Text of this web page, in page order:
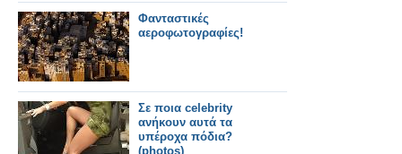
Φανταστικές
αεροφωτογραφίες!
Σε ποια celebrity
ανήκουν αυτά τα
υπέροχα πόδια?
(photos)